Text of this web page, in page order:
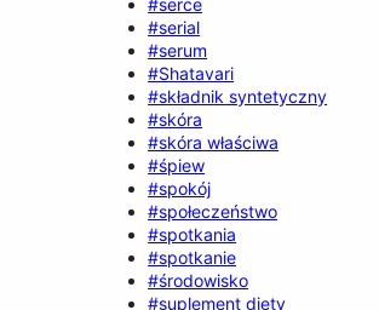
#serce
#serial
#serum
#Shatavari
#składnik syntetyczny
#skóra
#skóra właściwa
#śpiew
#spokój
#społeczeństwo
#spotkania
#spotkanie
#środowisko
#suplement diety